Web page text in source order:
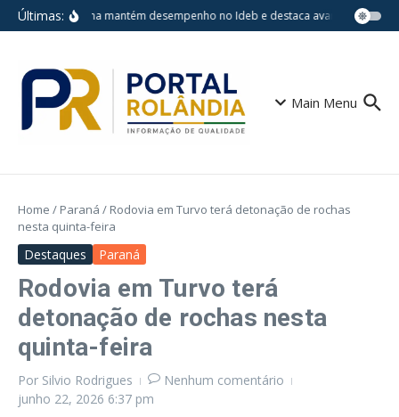
Ir para o conteúdo
Últimas:Londrina mantém desempenho no Ideb e destaca avanços em
Main Menu
Home / Paraná / Rodovia em Turvo terá detonação de rochas
nesta quinta-feira
Destaques Paraná
Rodovia em Turvo terá
detonação de rochas nesta
quinta-feira
Por Silvio Rodrigues
Nenhum comentário
junho 22, 2026 6:37 pm